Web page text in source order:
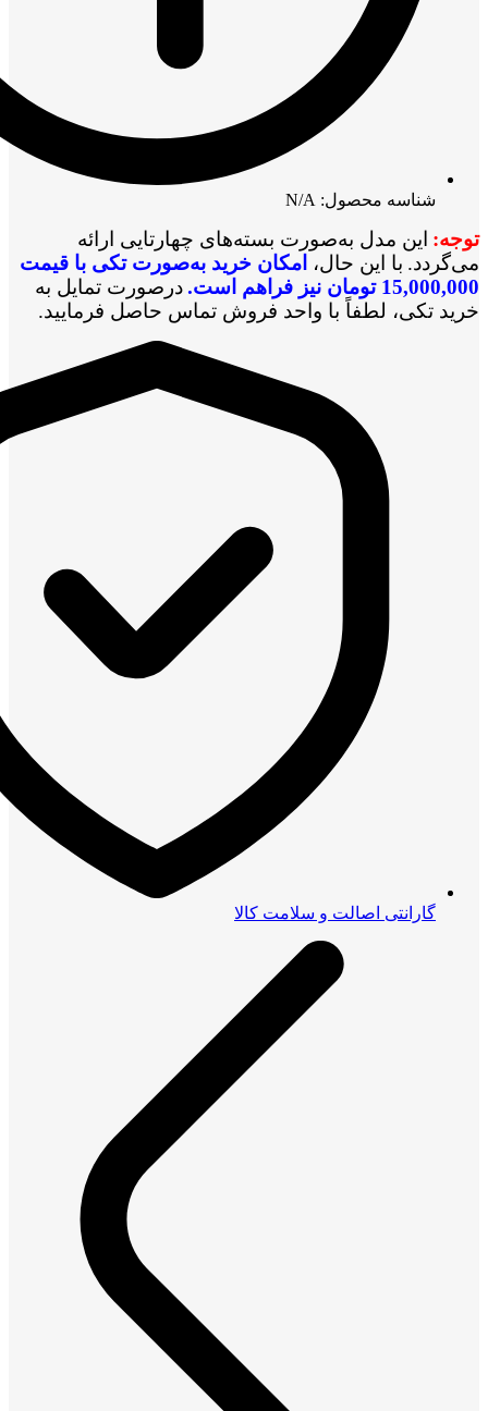
شناسه محصول: N/A
توجه: این مدل به‌صورت بسته‌های چهارتایی ارائه
می‌گردد. با این حال، امکان خرید به‌صورت تکی با قیمت
15,000,000 تومان نیز فراهم است
.درصورت تمایل به
خرید تکی، لطفاً با واحد فروش تماس حاصل فرمایید.
گارانتی اصالت و سلامت کالا